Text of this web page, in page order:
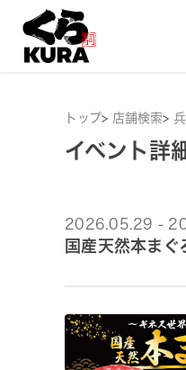
トップ> 店舗検索>
イベント詳
2026.05.29 -
国産天然本まぐ